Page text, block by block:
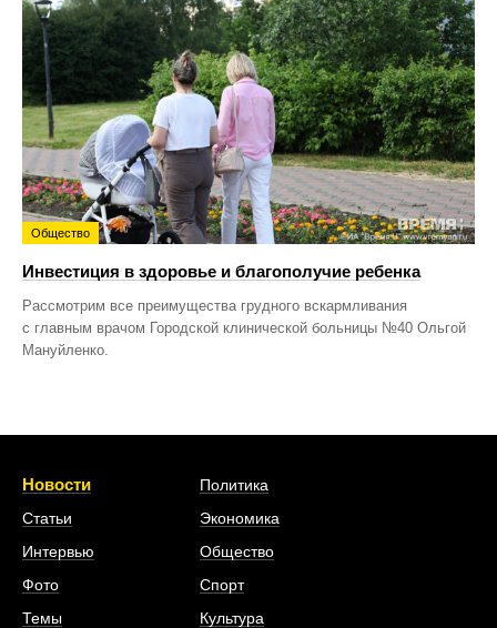
Общество
Инвестиция в здоровье и благополучие ребенка
Рассмотрим все преимущества грудного вскармливания
с главным врачом Городской клинической больницы №40 Ольгой
Мануйленко.
Новости
Статьи
Интервью
Фото
Темы
Политика
Экономика
Общество
Спорт
Культура